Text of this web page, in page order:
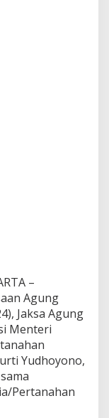
–
Agung
Jaksa Agung
Menteri
Yudhoyono,
Pertanahan